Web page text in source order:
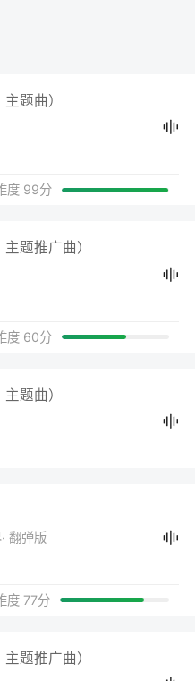
题曲）
度 99分
题推广曲）
度 60分
题曲）
· 翻弹版
度 77分
题推广曲）